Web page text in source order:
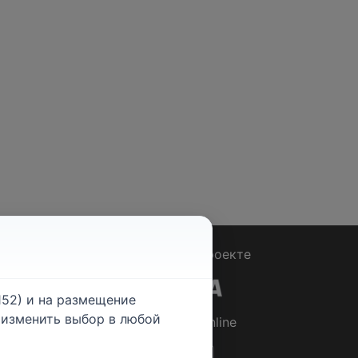
О проекте
© 2026Rabotniki.online
и на размещение
выбор в любой